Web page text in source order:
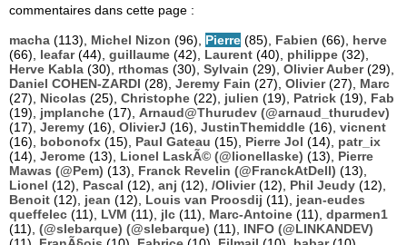
commentaires dans cette page :
macha (113), Michel Nizon (96), Pierre (85), Fabien (66), herve
(66), leafar(44), guillaume (42), Laurent (40), philippe (32),
Herve Kabla (30), rthomas (30), Sylvain (29), Olivier Auber(29),
Daniel COHEN-ZARDI (28), Jeremy Fain (27), Olivier(27), Marc
(27), Nicolas (25), Christophe (22), julien (19), Patrick (19), Fab
(19), jmplanche (17), Arnaud@Thurudev (@arnaud_thurudev)
(17), Jeremy (16), OlivierJ (16), JustinThemiddle (16), vicnent
(16), bobonofx (15), Paul Gateau (15), Pierre Jol (14), patr_ix
(14), Jerome (13), Lionel LaskÃ© (@lionellaske) (13), Pierre
Mawas (@Pem) (13), Franck Revelin (@FranckAtDell) (13),
Lionel (12), Pascal (12), anj (12), /Olivier(12), Phil Jeudy (12),
Benoit (12), jean (12), Louis van Proosdij (11), jean-eudes
queffelec (11), LVM (11), jlc (11), Marc-Antoine (11), dparmen1
(11), (@slebarque) (@slebarque) (11), INFO (@LINKANDEV)